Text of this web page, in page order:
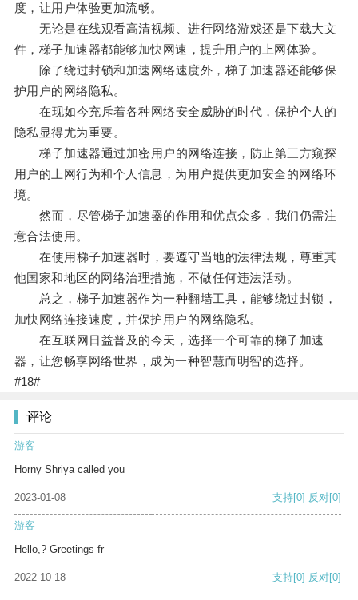
度，让用户体验更加流畅。
无论是在线观看高清视频、进行网络游戏还是下载大文
件，梯子加速器都能够加快网速，提升用户的上网体验。
除了绕过封锁和加速网络速度外，梯子加速器还能够保
护用户的网络隐私。
在现如今充斥着各种网络安全威胁的时代，保护个人的
隐私显得尤为重要。
梯子加速器通过加密用户的网络连接，防止第三方窥探
用户的上网行为和个人信息，为用户提供更加安全的网络环
境。
然而，尽管梯子加速器的作用和优点众多，我们仍需注
意合法使用。
在使用梯子加速器时，要遵守当地的法律法规，尊重其
他国家和地区的网络治理措施，不做任何违法活动。
总之，梯子加速器作为一种翻墙工具，能够绕过封锁，
加快网络连接速度，并保护用户的网络隐私。
在互联网日益普及的今天，选择一个可靠的梯子加速
器，让您畅享网络世界，成为一种智慧而明智的选择。
#18#
评论
游客
Horny Shriya called you
2023-01-08 支持[0] 反对[0]
游客
Hello,? Greetings fr
2022-10-18 支持[0] 反对[0]